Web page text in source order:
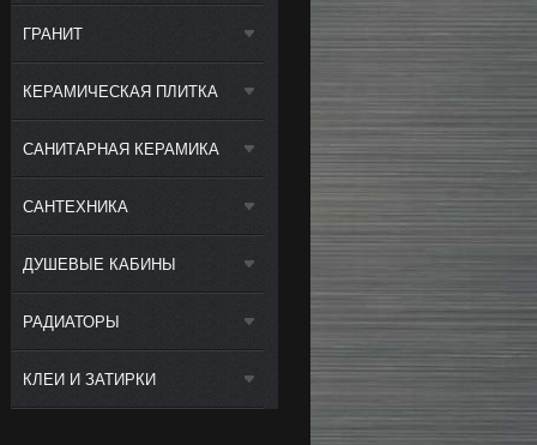
ГРАНИТ
КЕРАМИЧЕСКАЯ ПЛИТКА
САНИТАРНАЯ КЕРАМИКА
САНТЕХНИКА
ДУШЕВЫЕ КАБИНЫ
РАДИАТОРЫ
КЛЕИ И ЗАТИРКИ